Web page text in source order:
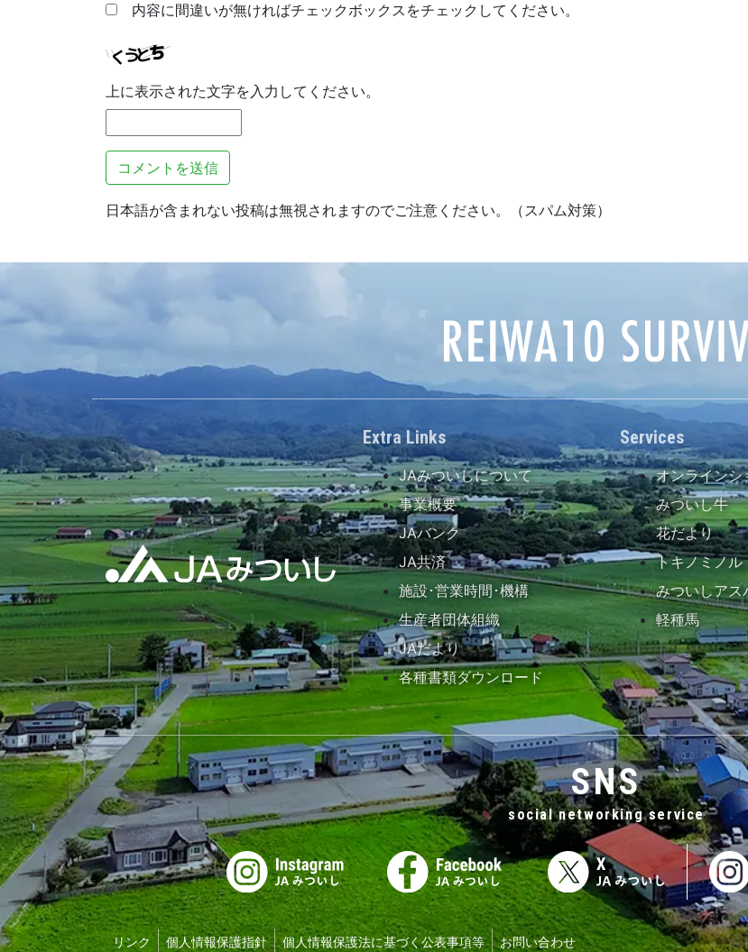
内容に間違いが無ければチェックボックスをチェックしてください。
上に表示された文字を入力してください。
日本語が含まれない投稿は無視されますのでご注意ください。（スパム対策）
Extra Links
JAみついしについて
事業概要
JAバンク
JA共済
施設･営業時間･機構
生産者団体組織
JAだより
各種書類ダウンロード
Services
オンラインシ
みついし牛
花だより
トキノミノル
みついしアス
軽種馬
SNS
social networking service
リンク 個人情報保護指針 個人情報保護法に基づく公表事項等 お問い合わせ